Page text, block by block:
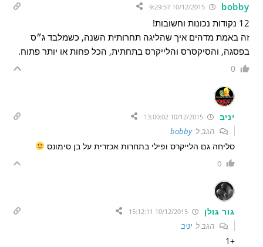
bobby
12 נקודות נכונות וחשובות!
זה באמת מדהים איך שהליגה תחרותית השנה, כשמלבד ג״ס
בפסגה, והסיקסרס והלייקרס בתחתית, הכל פחות או יותר פתוח.
0
יניב 10/12/2015 13:00:02
הגב לbobby
סליחה גם הלייקרס ופילי בתחרות אכזרית על בן סימונס
0
גור גולן 10/12/2015 15:12:11
הגב ליניב
+1